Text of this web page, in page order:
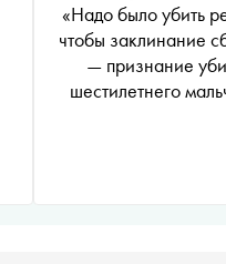
«Надо было убить
чтобы заклинание
— признание
шестилетнего